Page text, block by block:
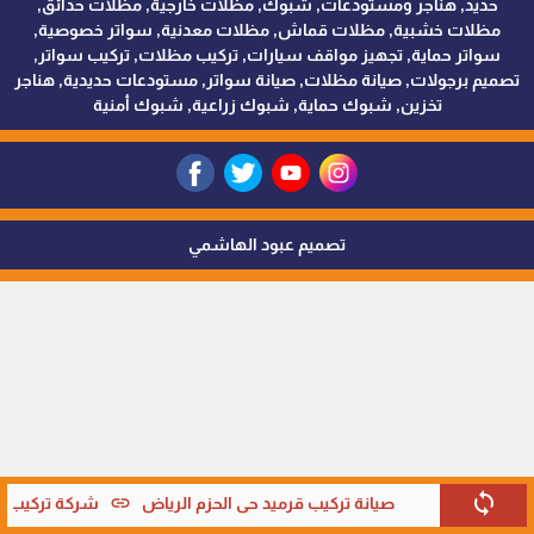
sync صيانة تركيب قرميد حي الحزم الرياض link شركة تركيب
حديد, هناجر ومستودعات, شبوك, مظلات خارجية, مظلات حدائق,
مظلات خشبية, مظلات قماش, مظلات معدنية, سواتر خصوصية,
سواتر حماية, تجهيز مواقف سيارات, تركيب مظلات, تركيب سواتر,
تصميم برجولات, صيانة مظلات, صيانة سواتر, مستودعات حديدية, هناجر
تخزين, شبوك حماية, شبوك زراعية, شبوك أمنية
تصميم عبود الهاشمي